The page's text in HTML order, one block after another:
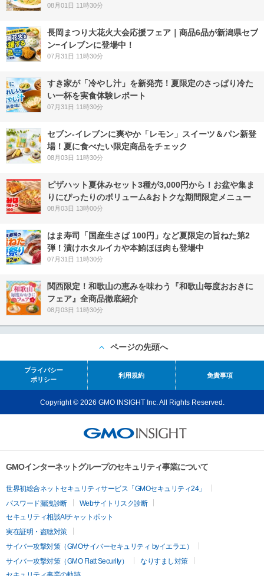
08月01日 11時30分
長岡まつり大花火大会応援フェア｜商品6品が新潟県セブ
ン−イレブンに登場中！
07月31日 11時30分
すき家が「冷やし汁」を新発売！夏限定のさっぱり冷た
い一杯を実食体験レポート
07月31日 11時30分
セブン‐イレブンに爽やか「レモン」スイーツ＆パン新登
場！夏に食べたい限定商品をチェック
08月03日 11時30分
ピザハット夏休みセット3種が3,000円から！お盆や集ま
りにぴったりのボリューム&おトクな期間限定メニュー
08月03日 13時00分
はま寿司「国産生さば 100円」など夏限定の旨ねた第2
弾！漬けホタルイカや本鮪ほほ肉も登場中
07月31日 11時30分
関西限定！和歌山の恵みを味わう『和歌山毎度おおきに
フェア』全商品徹底紹介
08月03日 11時30分
ページの先頭へ
プライバシー
ポリシー
利用規約 免責事項
Copyright © 2026 GMO INSIGHT Inc. All Rights Reserved.
GMOインターネットグループのセキュリティ事業について
世界初総合ネットセキュリティサービス「GMOセキュリティ24」
パスワード漏洩診断
Webサイトリスク診断
セキュリティ相談AIチャットボット
実在証明・盗聴対策
サイバー攻撃対策（GMOサイバーセキュリティ byイエラエ）
サイバー攻撃対策（GMO Flatt Security）
なりすまし対策